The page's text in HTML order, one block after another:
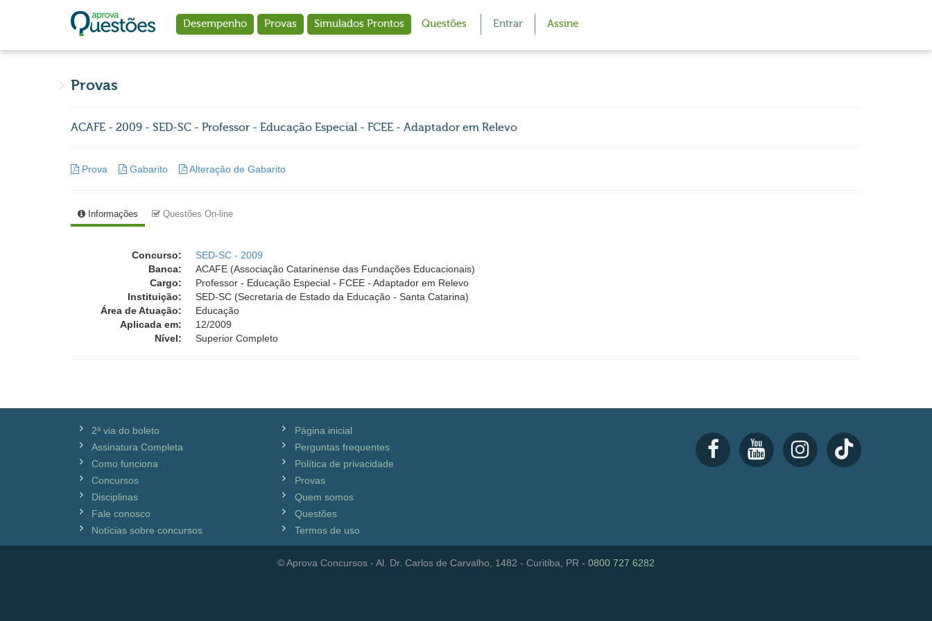
Desempenho Provas Simulados Prontos Questões Entrar Assine
Provas
ACAFE - 2009 - SED-SC - Professor - Educação Especial - FCEE - Adaptador em Relevo
Prova Gabarito Alteração de Gabarito
Informações Questões On-line
Concurso:
SED-SC - 2009
Banca:
ACAFE (Associação Catarinense das Fundações Educacionais)
Cargo:
Professor - Educação Especial - FCEE - Adaptador em Relevo
Instituição:
SED-SC (Secretaria de Estado da Educação - Santa Catarina)
Área de Atuação:
Educação
Aplicada em:
12/2009
Nível:
Superior Completo
2ª via do boleto
Assinatura Completa
Como funciona
Concursos
Disciplinas
Fale conosco
Notícias sobre concursos
Página inicial
Perguntas frequentes
Política de privacidade
Provas
Quem somos
Questões
Termos de uso
© Aprova Concursos - Al. Dr. Carlos de Carvalho, 1482 - Curitiba, PR - 0800 727 6282